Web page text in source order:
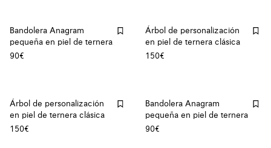
Bandolera Anagram
pequeña en piel de ternera
90€
Árbol de personalización
en piel de ternera clásica
150€
Árbol de personalización
en piel de ternera clásica
150€
Bandolera Anagram
pequeña en piel de ternera
90€